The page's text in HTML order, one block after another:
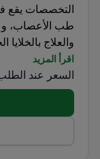
التخصصات يقع
طب الأعصاب،
والعلاج
المركز الرعاية
العيادة
الكومنولث
اقرأ المزيد
السعر عند